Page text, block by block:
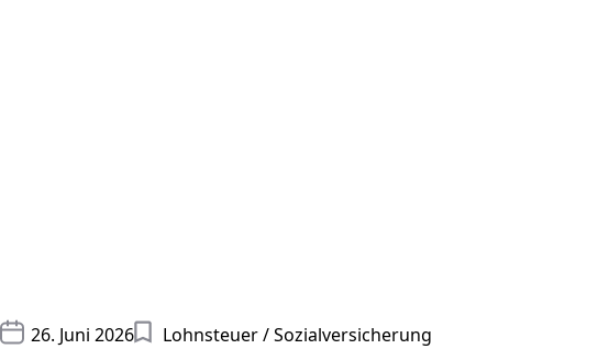
26. Juni 2026
Lohnsteuer / Sozialversicherung